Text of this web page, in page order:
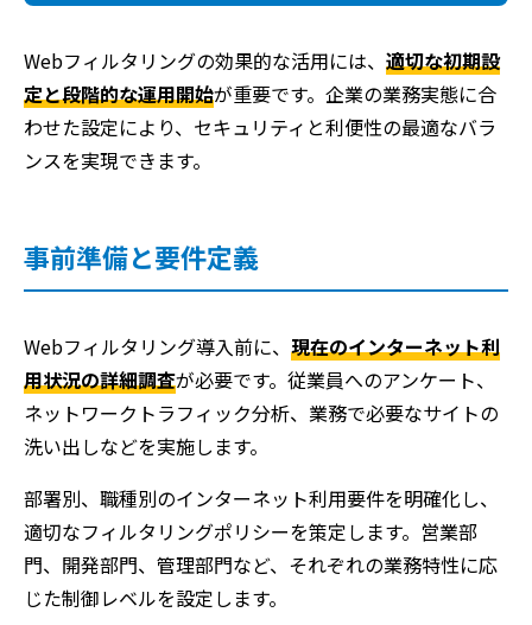
Webフィルタリングの効果的な活用には、 適切な初期設
定と段階的な運用開始が重要です。企業の業務実態に合
わせた設定により、セキュリティと利便性の最適なバラ
ンスを実現できます。
事前準備と要件定義
Webフィルタリング導入前に、 現在のインターネット利
用状況の詳細調査が必要です。従業員へのアンケート、
ネットワークトラフィック分析、業務で必要なサイトの
洗い出しなどを実施します。
部署別、職種別のインターネット利用要件を明確化し、
適切なフィルタリングポリシーを策定します。営業部
門、開発部門、管理部門など、それぞれの業務特性に応
じた制御レベルを設定します。